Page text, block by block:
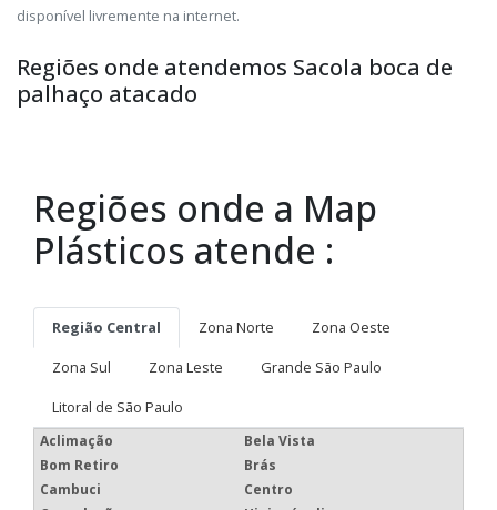
disponível livremente na internet.
Regiões onde atendemos Sacola boca de
palhaço atacado
Regiões onde a Map
Plásticos atende :
Região Central Zona Norte
Zona Oeste
Zona Sul
Zona Leste
Grande São Paulo
Litoral de São Paulo
Aclimação
Bela Vista
Bom Retiro
Brás
Cambuci
Centro